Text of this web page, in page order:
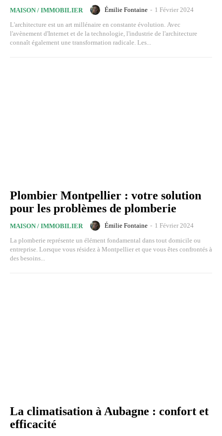
MAISON / IMMOBILIER Émilie Fontaine - 1 Février 2024
L'architecture est un art millénaire en constante évolution. Avec
l'avènement d'Internet et de la technologie, l'industrie de l'architecture
connaît également une transformation radicale. Les...
Plombier Montpellier : votre solution
pour les problèmes de plomberie
MAISON / IMMOBILIER Émilie Fontaine - 1 Février 2024
La plomberie représente un élément fondamental dans tout domicile ou
entreprise. Lorsque vous résidez à Montpellier et que vous êtes confrontés à
des besoins...
La climatisation à Aubagne : confort et
efficacité